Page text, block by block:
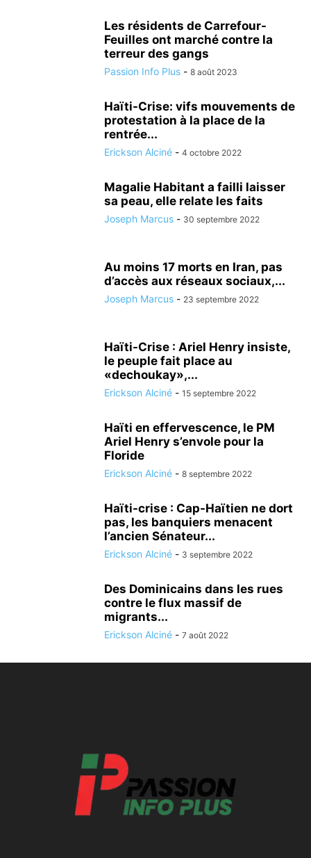
Les résidents de Carrefour-
Feuilles ont marché contre la
terreur des gangs
Passion Info Plus - 8 août 2023
Haïti-Crise: vifs mouvements de
protestation à la place de la
rentrée...
Erickson Alciné - 4 octobre 2022
Magalie Habitant a failli laisser
sa peau, elle relate les faits
Joseph Marcus - 30 septembre 2022
Au moins 17 morts en Iran, pas
d’accès aux réseaux sociaux,...
Joseph Marcus - 23 septembre 2022
Haïti-Crise : Ariel Henry insiste,
le peuple fait place au
«dechoukay»,...
Erickson Alciné - 15 septembre 2022
Haïti en effervescence, le PM
Ariel Henry s’envole pour la
Floride
Erickson Alciné - 8 septembre 2022
Haïti-crise : Cap-Haïtien ne dort
pas, les banquiers menacent
l’ancien Sénateur...
Erickson Alciné - 3 septembre 2022
Des Dominicains dans les rues
contre le flux massif de
migrants...
Erickson Alciné - 7 août 2022